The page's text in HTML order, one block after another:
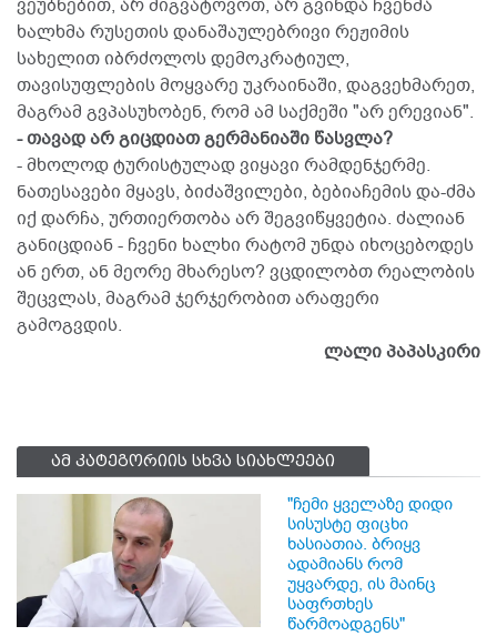
ვეუბნებით, არ მიგვატოვოთ, არ გვინდა ჩვენმა
ხალხმა რუსეთის დანაშაულებრივი რეჟიმის
სახელით იბრძოლოს დემოკრატიულ,
თავისუფლების მოყვარე უკრაინაში, დაგვეხმარეთ,
მაგრამ გვპასუხობენ, რომ ამ საქმეში "არ ერევიან".
- თავად არ გიცდიათ გერმანიაში წასვლა?
- მხოლოდ ტურისტულად ვიყავი რამდენჯერმე.
ნათესავები მყავს, ბიძაშვილები, ბებიაჩემის და-ძმა
იქ დარჩა, ურთიერთობა არ შეგვიწყვეტია. ძალიან
განიცდიან - ჩვენი ხალხი რატომ უნდა იხოცებოდეს
ან ერთ, ან მეორე მხარესო? ვცდილობთ რეალობის
შეცვლას, მაგრამ ჯერჯერობით არაფერი
გამოგვდის.
ლალი პაპასკირი
ამ კატეგორიის სხვა სიახლეები
"ჩემი ყველაზე დიდი
სისუსტე ფიცხი
ხასიათია. ბრიყვ
ადამიანს რომ
უყვარდე, ის მაინც
საფრთხეს
წარმოადგენს"